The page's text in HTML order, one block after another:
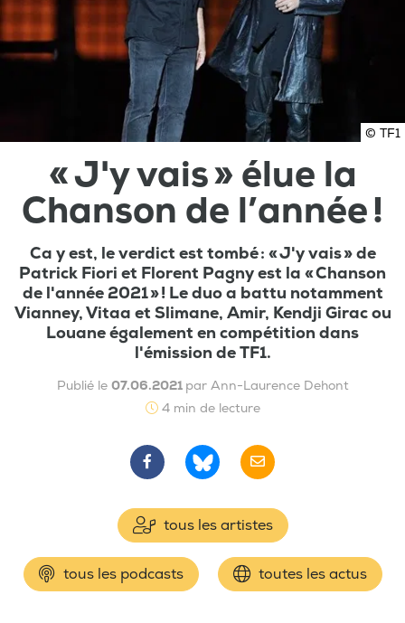
© TF1
« J'y vais » élue la
Chanson de l’année !
Ca y est, le verdict est tombé : « J'y vais » de
Patrick Fiori et Florent Pagny est la « Chanson
de l'année 2021 » ! Le duo a battu notamment
Vianney, Vitaa et Slimane, Amir, Kendji Girac ou
Louane également en compétition dans
l'émission de TF1.
Publié le 07.06.2021 par Ann-Laurence Dehont
4 min de lecture
tous les artistes
tous les podcasts toutes les actus